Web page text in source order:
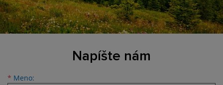
Napíšte nám
* Meno:
Meno
Priezvisko
E-mailová adresa